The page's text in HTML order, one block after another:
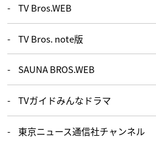
TV Bros.WEB
TV Bros. note版
SAUNA BROS.WEB
TVガイドみんなドラマ
東京ニュース通信社チャンネル